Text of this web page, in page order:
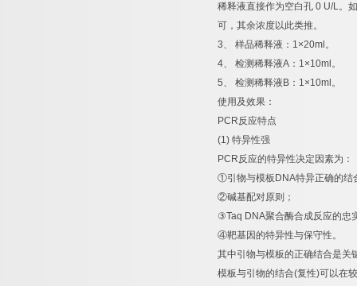
稀释液直接作为空白孔 0 U/L。
可，其余浓度以此类推。
3、 样品稀释液： 1×20ml 。
4、 检测稀释液A ： 1×10ml 。
5、 检测稀释液 B ： 1×10ml 。
使用及效果：
PCR反应特点
(1) 特异性强
PCR反应的特异性决定因素为：
①引物与模板 DNA特异正确的结
②碱基配对原则；
③Taq DNA聚合酶合成反应的忠
④靶基因的特异性与保守性。
其中引物与模板的正确结合是关
模板与引物的结合(复性)可以在